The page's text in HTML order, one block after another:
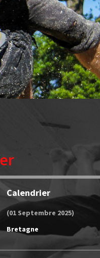
Calendrier
(01 Septembre 2025)
Bretagne